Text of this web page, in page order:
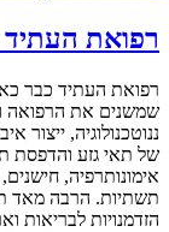
העתיד
העתיד כבר כאן, היא
את הרפואה
ייצור
גזע והדפסת תלת
חישנים,
הרבה מאד תחומים
לבריאות ואריכות